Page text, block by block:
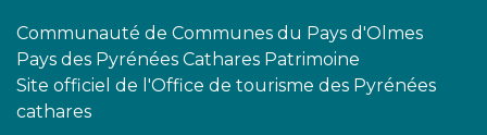
Communauté de Communes du Pays d'Olmes
Pays des Pyrénées Cathares Patrimoine
Site officiel de l'Office de tourisme des Pyrénées
cathares